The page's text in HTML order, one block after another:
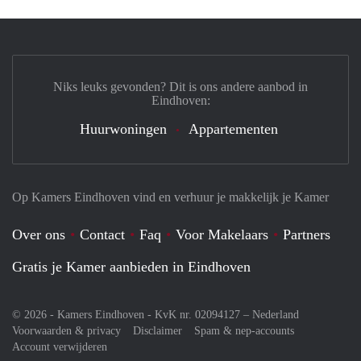
Op Kamers Eindhoven vind en verhuur je makkelijk je Kamer
Over ons Contact Faq Voor Makelaars
Partners
Gratis je Kamer aanbieden in Eindhoven
© 2026 - Kamers Eindhoven - KvK nr. 02094127 – Nederland
Voorwaarden & privacy
Disclaimer
Spam & nep-accounts
Account verwijderen
Niks leuks gevonden? Dit is ons andere aanbod in
Eindhoven:
Huurwoningen Appartementen